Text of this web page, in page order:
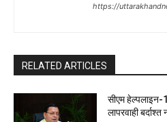
https://
RELATED ARTICLES
सीएम
लापरवाही